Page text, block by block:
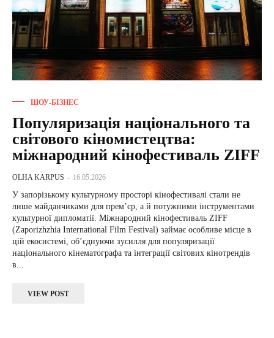
ШОУ-БІЗНЕС
Популяризація національного та
світового кіномистецтва:
міжнародний кінофестиваль ZIFF
OLHA KARPUS - 16.05.2026
У запорізькому культурному просторі кінофестивалі стали не
лише майданчиками для прем’єр, а й потужними інструментами
культурної дипломатії. Міжнародний кінофестиваль ZIFF
(Zaporizhzhia International Film Festival) займає особливе місце в
цій екосистемі, об’єднуючи зусилля для популяризації
національного кінематографа та інтеграції світових кінотрендів
в...
VIEW POST